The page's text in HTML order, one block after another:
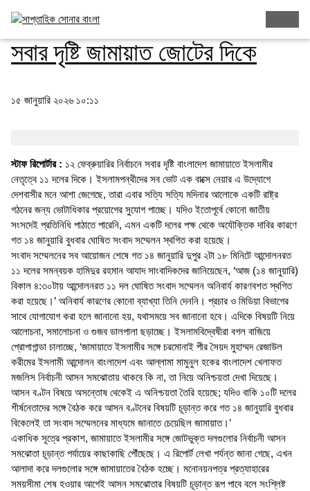
আসন সমঝোতা
সবার দৃষ্টি জামায়াত জোটের দিকে
১৫ জানুয়ারি ২০২৬ ১০:১১
স্টাফ রিপোর্টার : ১২ ফেব্রুয়ারির নির্বাচনে সবার দৃষ্টি বাংলাদেশ জামায়াতে ইসলামীর
নেতৃত্বে ১১ দলের দিকে। ইসলামপন্থীদের সব ভোট এক বাক্সে নেয়ার এ উদ্যোগে
দেশবাসীর মনে আশা জেগেছে, তারা এবার সত্যি সত্যি মদিনার আলোকে একটি রাষ্ট্র
গঠনের জন্য ভোটাধিকার প্রয়োগের সুযোগ পাচ্ছে। যদিও ইতোপূর্বে কোনো জাতীয়
সংসদেই প্রতিনিধি পাঠাতে পারেনি, এমন একটি দলের পক্ষ থেকে অযৌক্তিক দাবির কারণে
গত ১৪ জানুয়ারি বুধবার ঘোষিত সংবাদ সম্মেলন স্থগিত করা হয়েছে।
সংবাদ সম্মেলনের সব আয়োজন শেষে গত ১৪ জানুয়ারি দুপুর ২টা ১৮ মিনিটে আন্দোলনরত
১১ দলের সমন্বয়ক হামিদুর রহমান আযাদ সাংবাদিকদের জানিয়েছেন, ‘আজ (১৪ জানুয়ারি)
বিকাল ৪:৩০টায় আন্দোলনরত ১১ দল ঘোষিত সংবাদ সম্মেলন অনিবার্য কারণবশত স্থগিত
করা হয়েছে।’ অনিবার্য কারণের কোনো ব্যাখ্যা তিনি দেননি। প্রচার ও মিডিয়া বিভাগের
সাথে যোগাযোগ করা হলে জানানো হয়, যথাসময়ে সব জানানো হবে। এদিকে বিষয়টি নিয়ে
আলোচনা, সমালোচনা ও গুজব ডালপালা ছড়াচ্ছে। ইসলামবিদ্বেষীরা বগল বাজিয়ে
প্রোপাগান্ডা চালাচ্ছে, ‘জামায়াতে ইসলামীর সঙ্গে চরমোনাই পীর সৈয়দ মুহাম্মদ রেজাউল
করীমের ইসলামী আন্দোলন বাংলাদেশ এবং আল্লামা মামুনুল হকের বাংলাদেশ খেলাফত
মজলিস নির্বাচনী আসন সমঝোতায় থাকবে কি না, তা নিয়ে অনিশ্চয়তা দেখা দিয়েছে।
আসন বণ্টন বিষয়ে অসন্তোষ থেকেই এ অনিশ্চয়তা তৈরি হয়েছে; যদিও বাকি ১০টি দলের
শীর্ষনেতাদের সঙ্গে বৈঠক করে আসন বণ্টনের বিষয়টি চূড়ান্ত করে গত ১৪ জানুয়ারি বুধবার
বিকেলেই তা সংবাদ সম্মেলনের মাধ্যমে জানাতে চেয়েছিল জামায়াত।’
একাধিক সূত্রে প্রকাশ, জামায়াতে ইসলামীর সঙ্গে জোটভুক্ত দলগুলোর নির্বাচনী আসন
সমঝোতা চূড়ান্ত পর্যায়ের কাছাকাছি পৌঁছেছে। এ রিপোর্ট লেখা পর্যন্ত জানা গেছে, এখন
আলাদা করে দলগুলোর সঙ্গে জামায়াতের বৈঠক হচ্ছে। মনোনয়নপত্র প্রত্যাহারের
সময়সীমা শেষ হওয়ার আগেই আসন সমঝোতার বিষয়টি চূড়ান্ত রূপ পাবে বলে সংশ্লিষ্ট